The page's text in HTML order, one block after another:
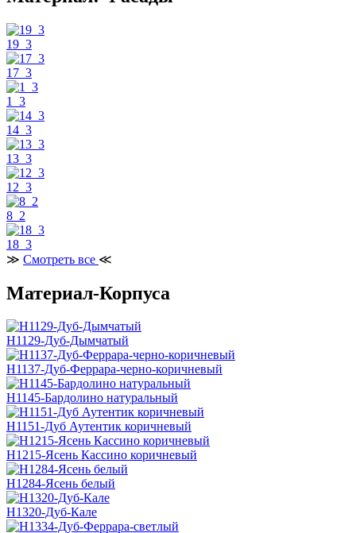
19_3
17_3
1_3
14_3
13_3
12_3
8_2
18_3
≫ Смотреть все ≪
Материал-Корпуса
H1129-Дуб-Дымчатый
H1137-Дуб-Феррара-черно-коричневый
H1145-Бардолино натуральный
H1151-Дуб Аутентик коричневый
H1215-Ясень Кассино коричневый
H1284-Ясень белый
H1320-Дуб-Кале